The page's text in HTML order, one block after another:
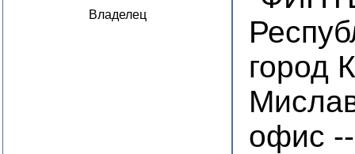
Владелец
город
офис